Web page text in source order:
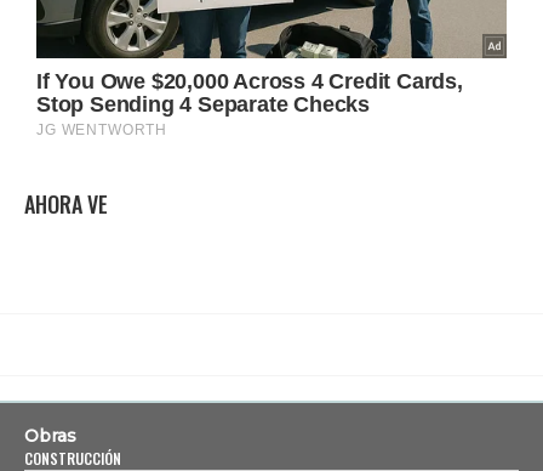
AHORA VE
Obras
CONSTRUCCIÓN